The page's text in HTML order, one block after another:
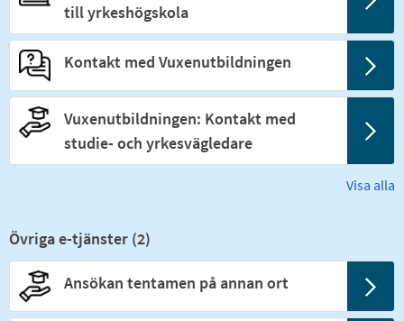
till yrkeshögskola
Kontakt med Vuxenutbildningen
Vuxenutbildningen: Kontakt med
studie- och yrkesvägledare
Visa alla
Övriga e-tjänster (2)
Ansökan tentamen på annan ort